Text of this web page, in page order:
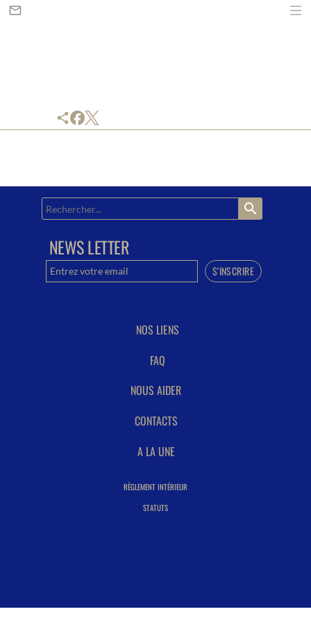
share
NOS LIENS
FAQ
RÈGLEMENT INTÉRIEUR
STATUTS
search
NOUS AIDER
CONTACTS
A LA UNE
NEWS LETTER
mail_outline